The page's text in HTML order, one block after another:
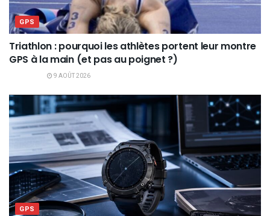
GPS
Triathlon : pourquoi les athlètes portent leur montre
GPS à la main (et pas au poignet ?)
9 AOÛT 2026
GPS